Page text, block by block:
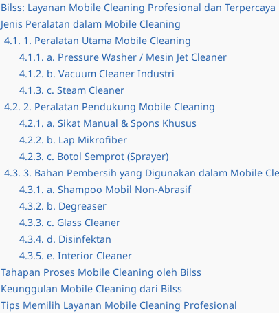
Bilss: Layanan Mobile Cleaning Profesional dan Terpercaya
Jenis Peralatan dalam Mobile Cleaning
4.1. 1. Peralatan Utama Mobile Cleaning
4.1.1. a. Pressure Washer / Mesin Jet Cleaner
4.1.2. b. Vacuum Cleaner Industri
4.1.3. c. Steam Cleaner
4.2. 2. Peralatan Pendukung Mobile Cleaning
4.2.1. a. Sikat Manual & Spons Khusus
4.2.2. b. Lap Mikrofiber
4.2.3. c. Botol Semprot (Sprayer)
4.3. 3. Bahan Pembersih yang Digunakan dalam Mobile
4.3.1. a. Shampoo Mobil Non-Abrasif
4.3.2. b. Degreaser
4.3.3. c. Glass Cleaner
4.3.4. d. Disinfektan
4.3.5. e. Interior Cleaner
Tahapan Proses Mobile Cleaning oleh Bilss
Keunggulan Mobile Cleaning dari Bilss
Tips Memilih Layanan Mobile Cleaning Profesional